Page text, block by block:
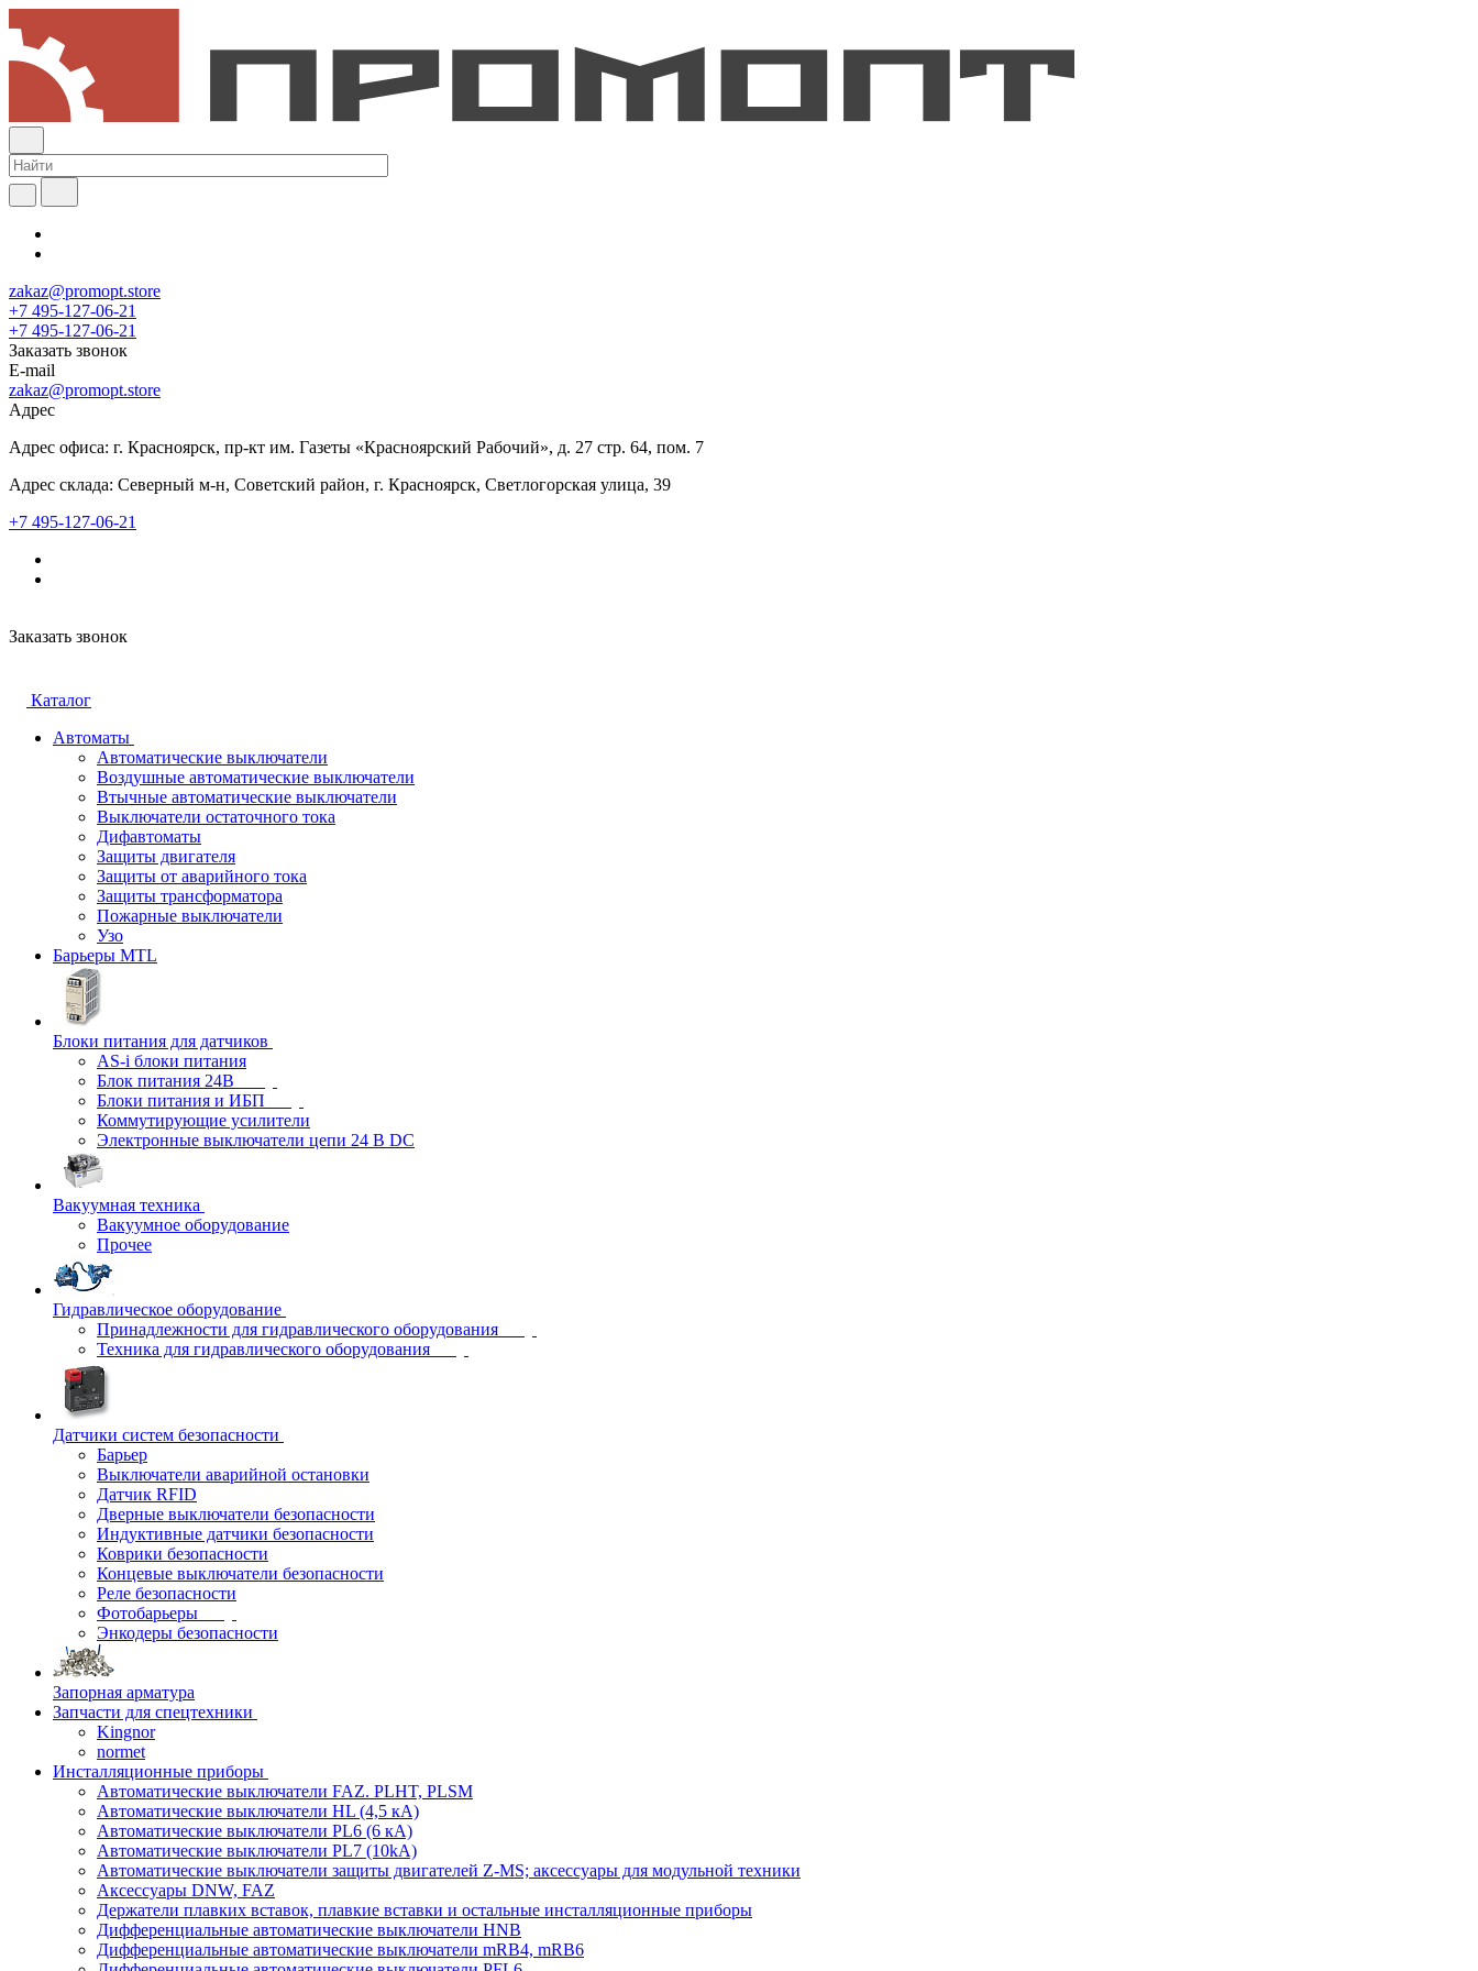
zakaz@promopt.store
+7 495-127-06-21
+7 495-127-06-21
Заказать звонок
E-mail
zakaz@promopt.store
Адрес
Адрес офиса: г. Красноярск, пр-кт им. Газеты «Красноярский Рабочий», д. 27 стр. 64, пом. 7
Адрес склада: Северный м-н, Советский район, г. Красноярск, Светлогорская улица, 39
+7 495-127-06-21
Заказать звонок
Каталог
Автоматы
Автоматические выключатели
Воздушные автоматические выключатели
Втычные автоматические выключатели
Выключатели остаточного тока
Дифавтоматы
Защиты двигателя
Защиты от аварийного тока
Защиты трансформатора
Пожарные выключатели
Узо
Барьеры MTL
Блоки питания для датчиков
AS-i блоки питания
Блок питания 24В
Блоки питания и ИБП
Коммутирующие усилители
Электронные выключатели цепи 24 В DC
Вакуумная техника
Вакуумное оборудование
Прочее
Гидравлическое оборудование
Принадлежности для гидравлического оборудования
Техника для гидравлического оборудования
Датчики систем безопасности
Барьер
Выключатели аварийной остановки
Датчик RFID
Дверные выключатели безопасности
Индуктивные датчики безопасности
Коврики безопасности
Концевые выключатели безопасности
Реле безопасности
Фотобарьеры
Энкодеры безопасности
Запорная арматура
Запчасти для спецтехники
Kingnor
normet
Инсталляционные приборы
Автоматические выключатели FAZ. PLHT, PLSM
Автоматические выключатели HL (4,5 кА)
Автоматические выключатели PL6 (6 кА)
Автоматические выключатели PL7 (10kA)
Автоматические выключатели защиты двигателей Z-MS; аксессуары для модульной техники
Аксессуары DNW, FAZ
Держатели плавких вставок, плавкие вставки и остальные инсталляционные приборы
Дифференциальные автоматические выключатели HNB
Дифференциальные автоматические выключатели mRB4, mRB6